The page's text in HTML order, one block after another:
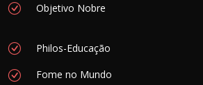
Objetivo Nobre
Philos-Educação
Fome no Mundo